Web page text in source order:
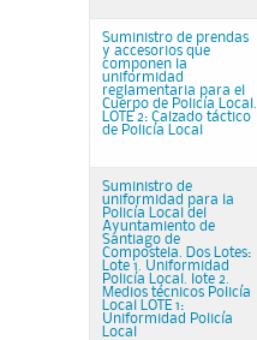
Suministro de prendas
y accesorios que
componen la
uniformidad
reglamentaria para el
Cuerpo de Policía Local.
LOTE 2: Calzado táctico
de Policía Local
Suministro de
uniformidad para la
Policía Local del
Ayuntamiento de
Santiago de
Compostela. Dos Lotes:
Lote 1. Uniformidad
Policía Local. lote 2.
Medios técnicos Policía
Local LOTE 1:
Uniformidad Policía
Local